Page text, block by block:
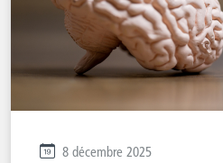
8 décembre 2025